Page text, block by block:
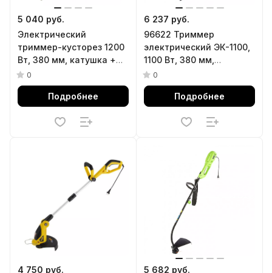
5 040 руб.
Электрический
триммер-кусторез 1200
Вт, 380 мм, катушка +
диск Denzel
0
Подробнее
6 237 руб.
96622 Триммер
электрический ЭК-1100,
1100 Вт, 380 мм,
разборная
штанга,катушка
полуавтомат,диск//
0
Подробнее
4 750 руб.
5 682 руб.